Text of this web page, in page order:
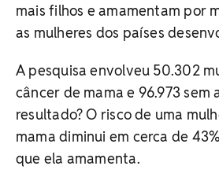
mais filhos e amamentam por
as mulheres dos países
A pesquisa envolveu 50.302
câncer de mama e 96.973 sem
resultado? O risco de uma
mama diminui em cerca de
que ela amamenta.